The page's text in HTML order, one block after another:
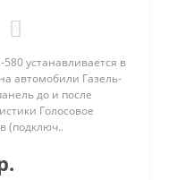
устанавливается в
автомобили Газель-
до и после
Голосовое
(подключ..